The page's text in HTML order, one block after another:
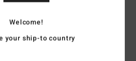
Mesh-Jersey
Look
Welcome!
your ship-to country